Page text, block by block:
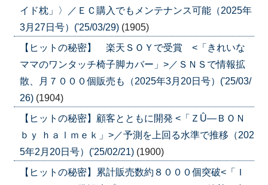
イド枕」〉／ＥＣ購入でもメンテナンス可能（2025年
3月27日号）('25/03/29) (1905)
【ヒットの秘密】 楽天ＳＯＹで受賞 <「きれいな
ママのワンタッチ椅子脚カバー」>／ＳＮＳで情報拡
散、月７０００個販売も（2025年3月20日号）('25/03/
26) (1904)
【ヒットの秘密】顧客とともに開発 <「ＺÛ―ＢＯＮ
ｂｙ ｈａｌｍｅｋ」>／予測を上回る水準で推移（202
5年2月20日号）('25/02/21) (1900)
【ヒットの秘密】累計販売数約８０００個突破<「Ｉ